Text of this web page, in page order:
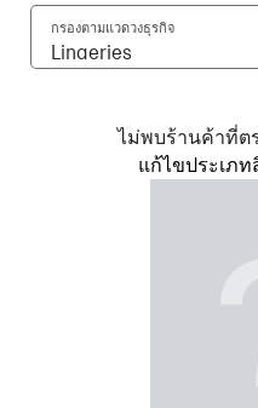
กรองตามแวดวงธุรกิจ
ไม่พบร้านค้าที่ต
แก้ไขประเภ